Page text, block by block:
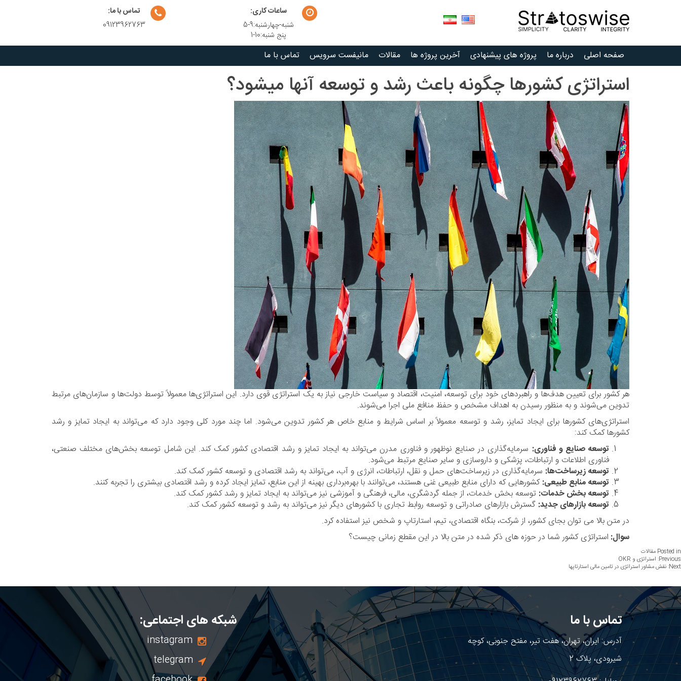
تماس با ما:
09123962763
ساعات کاری:
شنبه-چهارشنبه:9-5
پنج شنبه:10-1
صفحه اصلی درباره ما پروژه های پیشنهادی آخرین پروژه ها مقالات مانیفست سرویس تماس با ما
استراتژی کشورها چگونه باعث رشد و توسعه آنها میشود؟
هر کشور برای تعیین هدف‌ها و راهبردهای خود برای توسعه، امنیت، اقتصاد و سیاست خارجی نیاز به یک استراتژی قوی دارد. این استراتژی‌ها معمولاً توسط دولت‌ها و سازمان‌های مرتبط
تدوین می‌شوند و به منظور رسیدن به اهداف مشخص و حفظ منافع ملی اجرا می‌شوند.
استراتژی‌های کشورها برای ایجاد تمایز، رشد و توسعه معمولاً بر اساس شرایط و منابع خاص هر کشور تدوین می‌شود. اما چند مورد کلی وجود دارد که می‌تواند به ایجاد تمایز و رشد
کشورها کمک کند:
توسعه صنایع و فناوری: سرمایه‌گذاری در صنایع نوظهور و فناوری مدرن می‌تواند به ایجاد تمایز و رشد اقتصادی کشور کمک کند. این شامل توسعه بخش‌های مختلف صنعتی،
فناوری اطلاعات و ارتباطات، پزشکی و داروسازی و سایر صنایع مرتبط می‌شود.
توسعه زیرساخت‌ها: سرمایه‌گذاری در زیرساخت‌های حمل و نقل، ارتباطات، انرژی و آب، می‌تواند به رشد اقتصادی و توسعه کشور کمک کند.
توسعه منابع طبیعی:کشورهایی که دارای منابع طبیعی غنی هستند، می‌توانند با بهره‌برداری بهینه از این منابع، تمایز ایجاد کرده و رشد اقتصادی بیشتری را تجربه کنند.
توسعه بخش خدمات: توسعه بخش خدمات، از جمله گردشگری، مالی، فرهنگی و آموزشی نیز می‌تواند به ایجاد تمایز و رشد کشور کمک کند.
توسعه بازارهای جدید: گسترش بازارهای صادراتی و توسعه روابط تجاری با کشورهای دیگر نیز می‌تواند به رشد و توسعه کشور کمک کند.
در متن بالا می توان بجای کشور، از شرکت، بنگاه اقتصادی، تیم، استارتاپ و شخص نیز استفاده کرد.
سوال: استراتژی کشور شما در حوزه های ذکر شده در متن بالا در این مقطع زمانی چیست؟
Posted in مقالات
راهبری
نوشته
Previous: استراتژی و OKR
Next: نقش مشاور استراتژی در تامین مالی استارتاپها
تماس با ما
آدرس: ایران، تهران، هفت تیر، مفتح جنوبی، کوچه
شیرودی، پلاک 2
شبکه های اجتماعی:
instagram
telegram